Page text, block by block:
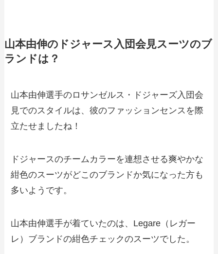
山本由伸のドジャース入団会見スーツのブ
ランドは？
山本由伸選手のロサンゼルス・ドジャーズ入団会
見でのスタイルは、彼のファッションセンスを際
立たせましたね！
ドジャースのチームカラーを連想させる爽やかな
紺色のスーツがどこのブランドか気になった方も
多いようです。
山本由伸選手が着ていたのは、Legare（レガー
レ）ブランドの紺色チェックのスーツでした。